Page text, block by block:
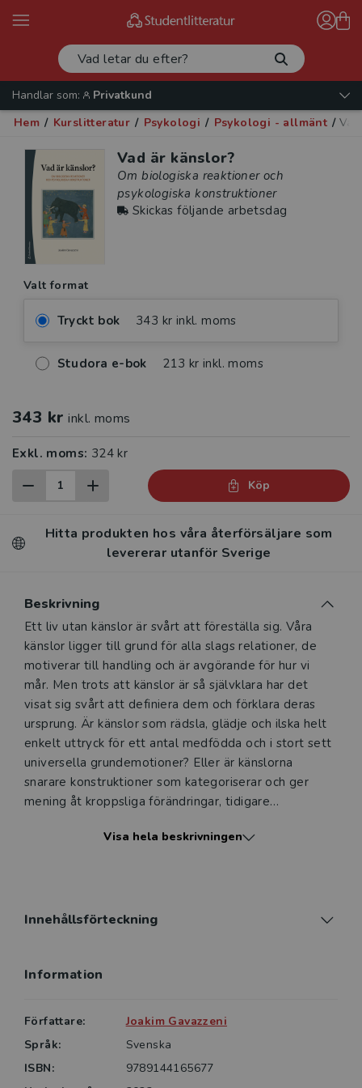
Handlar som:
Privatkund
Hem / Kurslitteratur / Psykologi / Psykologi - allmänt /
Vad är känslor?
Om biologiska reaktioner och
psykologiska konstruktioner
Skickas följande arbetsdag
Valt format
Tryckt bok 343 kr inkl. moms
Studora e-bok 213 kr inkl. moms
343 kr inkl. moms
Exkl. moms: 324 kr
Köp
Hitta produkten hos våra återförsäljare som
levererar utanför Sverige
Beskrivning
Beskrivning
Ett liv utan känslor är svårt att föreställa sig. Våra
känslor ligger till grund för alla slags relationer, de
motiverar till handling och är avgörande för hur vi
mår. Men trots att känslor är så självklara har det
visat sig svårt att definiera dem och förklara deras
ursprung. Är känslor som rädsla, glädje och ilska helt
enkelt uttryck för ett antal medfödda och i stort sett
universella grundemotioner? Eller är känslorna
snarare konstruktioner som kategoriserar och ger
mening åt kroppsliga förändringar, tidigare
samt ger en översikt av tre övergripande
mynnar boken slutligen ut i en diskussion om
känslor för att utveckla mental balans.
Boken vänder sig till studerande i till exempel
beteendevetenskap, psykologi och psykoterapi samt
Visa hela beskrivningen
Innehållsförteckning
Information
Författare:
Joakim Gavazzeni
Språk:
Svenska
ISBN:
9789144165677